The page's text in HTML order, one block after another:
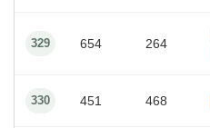
329 654 264
330 451 468